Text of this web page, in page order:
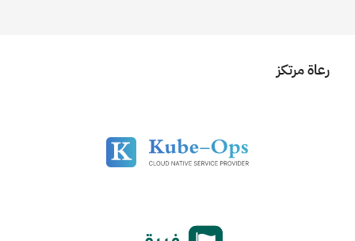
رعاة مرتكز